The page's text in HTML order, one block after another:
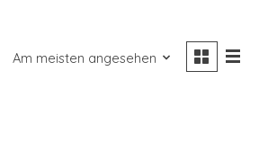
Am meisten angesehen